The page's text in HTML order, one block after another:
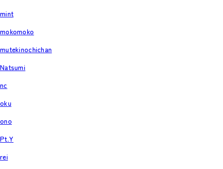
mint
mokomoko
mutekinochichan
Natsumi
nc
oku
ono
Pt.Y
rei